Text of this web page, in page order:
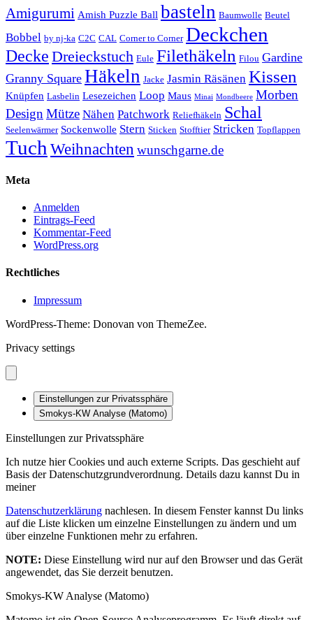
Amigurumi Amish Puzzle Ball basteln Baumwolle Beutel
Bobbel by nj-ka C2C CAL Corner to Corner Deckchen
Decke Dreieckstuch Eule Filethäkeln Filou Gardine
Granny Square Häkeln Jacke Jasmin Räsänen Kissen
Knüpfen Lasbelin Lesezeichen Loop Maus Minai Mondbeere Morben
Design Mütze Nähen Patchwork Reliefhäkeln Schal
Seelenwärmer Sockenwolle Stern Sticken Stofftier Stricken Topflappen
Tuch Weihnachten wunschgarne.de
Meta
Anmelden
Eintrags-Feed
Kommentar-Feed
WordPress.org
Rechtliches
Impressum
WordPress-Theme: Donovan von ThemeZee.
Privacy settings
Einstellungen zur Privatssphäre
Smokys-KW Analyse (Matomo)
Einstellungen zur Privatssphäre
Ich nutze hier Cookies und auch externe Scripts. Das geschieht auf
Basis der Datenschutzgrundverordnung. Details dazu kannst Du in
meiner
Datenschutzerklärung nachlesen. In diesem Fenster kannst Du links
auf die Liste klicken um einzelne Einstellungen zu ändern und um
über einzelne Funktionen mehr zu erfahren.
NOTE: Diese Einstellung wird nur auf den Browser und das Gerät
angewendet, das Sie derzeit benutzen.
Smokys-KW Analyse (Matomo)